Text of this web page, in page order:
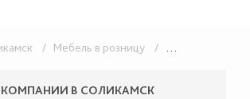
/ Мебель в розницу / Спальни и кровати
КОМПАНИИ В СОЛИКАМСК